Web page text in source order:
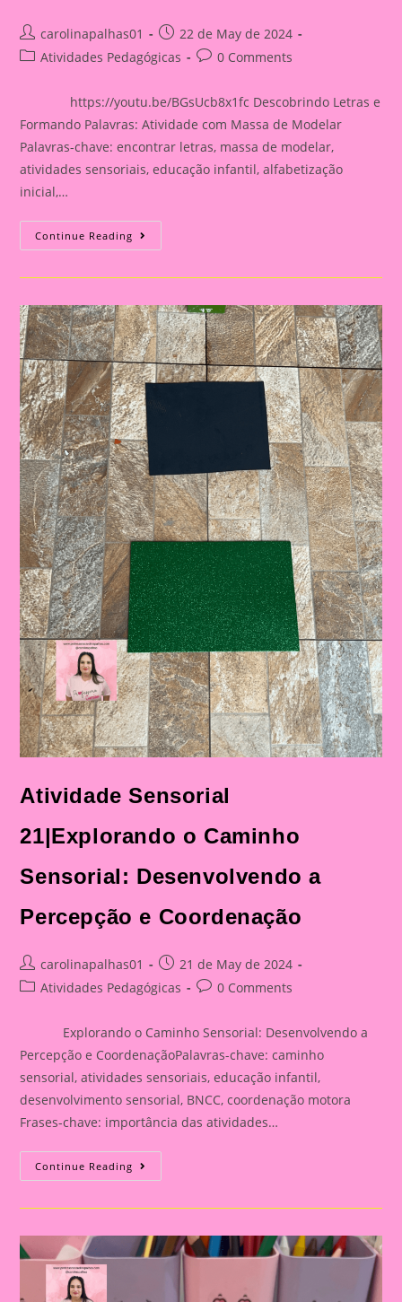
Post
author:
carolinapalhas01
Post
published:
22 de May de 2024
PostAtividades Pedagógicas
Post0 Comments
https://youtu.be/BGsUcb8x1fc Descobrindo Letras e
Formando Palavras: Atividade com Massa de Modelar
Palavras-chave: encontrar letras, massa de modelar,
atividades sensoriais, educação infantil, alfabetização
inicial,…
Continue Reading Atividade
Sensorial
Atividade Sensorial
21|Explorando o Caminho
Sensorial: Desenvolvendo a
Percepção e Coordenação
Post
author:
carolinapalhas01
Post
published:
21 de May de 2024
PostAtividades Pedagógicas
Post0 Comments
Explorando o Caminho Sensorial: Desenvolvendo a
Percepção e CoordenaçãoPalavras-chave: caminho
sensorial, atividades sensoriais, educação infantil,
desenvolvimento sensorial, BNCC, coordenação motora
Frases-chave: importância das atividades…
Continue Reading Atividade
Sensorial
O
Desenvolvendo
A
Percepção
Coordenação